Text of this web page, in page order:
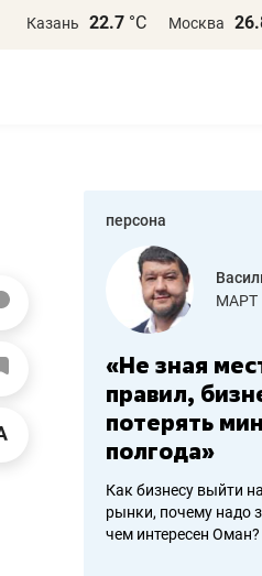
Казань 22.7 °С Москва
персона
работа
МАРТ
«Не зная
правил,
потерять
полгода»
Как бизнесу выйти
рынки, почему надо
чем интересен Оман?